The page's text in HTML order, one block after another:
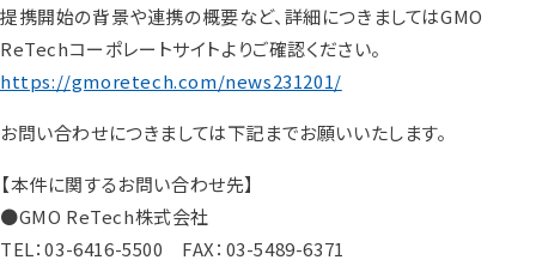
提携開始の背景や連携の概要など、詳細につきましてはGMO
ReTechコーポレートサイトよりご確認ください。
https://gmoretech.com/news231201/
お問い合わせにつきましては下記までお願いいたします。
【本件に関するお問い合わせ先】
●GMO ReTech株式会社
TEL：03-6416-5500 FAX：03-5489-6371